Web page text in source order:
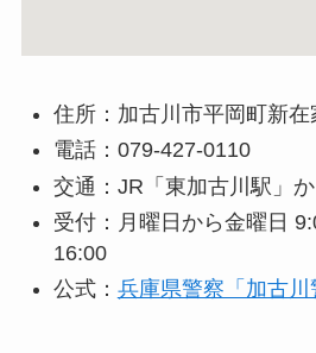
住所：加古川市平岡町新
電話：079-427-0110
交通：JR「東加古川駅」
受付：月曜日から金曜日
16:00
公式： 兵庫県警察「加古川